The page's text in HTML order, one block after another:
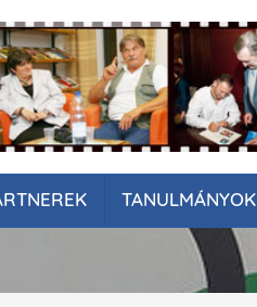
TANULMÁNYOK